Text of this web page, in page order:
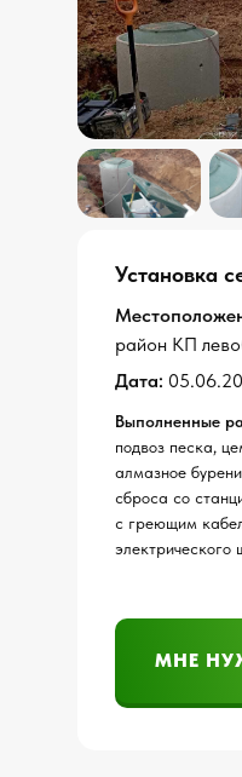
Установка
район КП
Дата:
Выполненные
подвоз песка,
алмазное
сброса со
с греющим
МНЕ
МНЕ